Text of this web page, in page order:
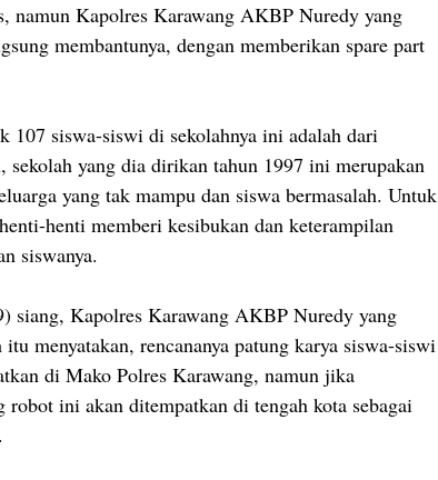
namun Kapolres Karawang AKBP Nuredy yang
membantunya, dengan memberikan spare part
107 siswa-siswi di sekolahnya ini adalah dari
sekolah yang dia dirikan tahun 1997 ini merupakan
yang tak mampu dan siswa bermasalah. Untuk
henti memberi kesibukan dan keterampilan
siswanya.
siang, Kapolres Karawang AKBP Nuredy yang
menyatakan, rencananya patung karya siswa-siswi
di Mako Polres Karawang, namun jika
robot ini akan ditempatkan di tengah kota sebagai